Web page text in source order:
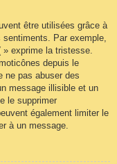
être utilisées grâce à
Par exemple,
exprime la tristesse.
depuis le
ne pas abuser des
message illisible et un
le supprimer
également limiter le
à un message.